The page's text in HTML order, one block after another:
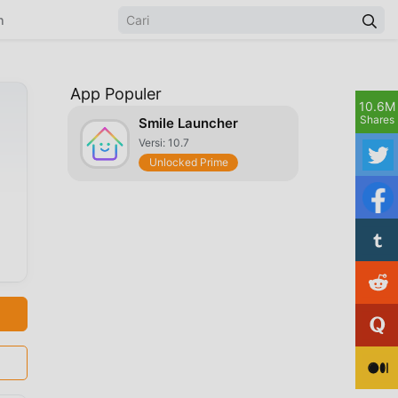
App Populer
Smile Launcher
Versi: 10.7
Unlocked Prime
10.6M
Shares